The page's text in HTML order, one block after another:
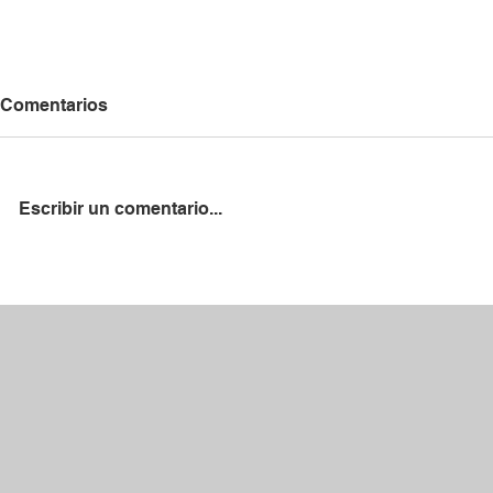
de colaboración con el ADC
López,
Comentarios
Escribir un comentario...